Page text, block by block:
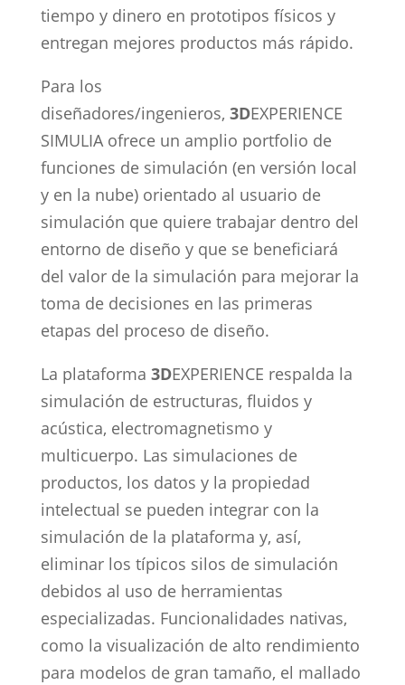
tiempo y dinero en prototipos físicos y
entregan mejores productos más rápido.
Para los
diseñadores/ingenieros, 3DEXPERIENCE
SIMULIA ofrece un amplio portfolio de
funciones de simulación (en versión local
y en la nube) orientado al usuario de
simulación que quiere trabajar dentro del
entorno de diseño y que se beneficiará
del valor de la simulación para mejorar la
toma de decisiones en las primeras
etapas del proceso de diseño.
La plataforma 3DEXPERIENCE respalda la
simulación de estructuras, fluidos y
acústica, electromagnetismo y
multicuerpo. Las simulaciones de
productos, los datos y la propiedad
intelectual se pueden integrar con la
simulación de la plataforma y, así,
eliminar los típicos silos de simulación
debidos al uso de herramientas
especializadas. Funcionalidades nativas,
como la visualización de alto rendimiento
para modelos de gran tamaño, el mallado